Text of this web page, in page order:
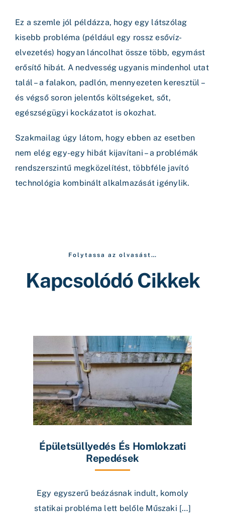
Ez a szemle jól példázza, hogy egy látszólag
kisebb probléma (például egy rossz esővíz-
elvezetés) hogyan láncolhat össze több, egymást
erősítő hibát. A nedvesség ugyanis mindenhol utat
talál – a falakon, padlón, mennyezeten keresztül –
és végső soron jelentős költségeket, sőt,
egészségügyi kockázatot is okozhat.
Szakmailag úgy látom, hogy ebben az esetben
nem elég egy-egy hibát kijavítani – a problémák
rendszerszintű megközelítést, többféle javító
technológia kombinált alkalmazását igénylik.
Folytassa az olvasást…
Kapcsolódó Cikkek
Épületsüllyedés És Homlokzati
Repedések
Egy egyszerű beázásnak indult, komoly
statikai probléma lett belőle Műszaki […]